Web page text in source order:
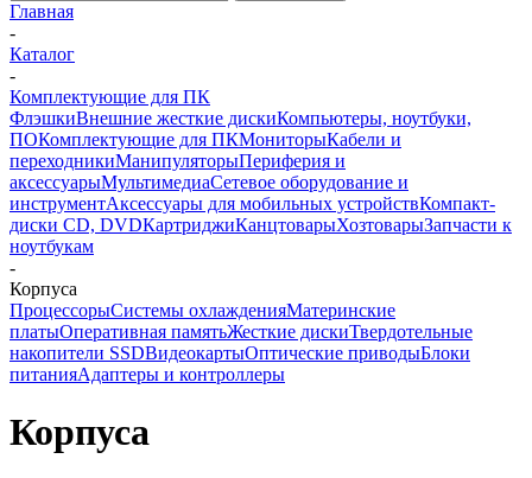
Главная
-
Каталог
-
Комплектующие для ПК
ФлэшкиВнешние жесткие дискиКомпьютеры, ноутбуки,
ПОКомплектующие для ПКМониторыКабели и
переходникиМанипуляторыПериферия и
аксессуарыМультимедиаСетевое оборудование и
инструментАксессуары для мобильных устройствКомпакт-
диски CD, DVDКартриджиКанцтоварыХозтоварыЗапчасти к
ноутбукам
-
Корпуса
ПроцессорыСистемы охлажденияМатеринские
платыОперативная памятьЖесткие дискиТвердотельные
накопители SSDВидеокартыОптические приводыБлоки
питанияАдаптеры и контроллеры
Корпуса